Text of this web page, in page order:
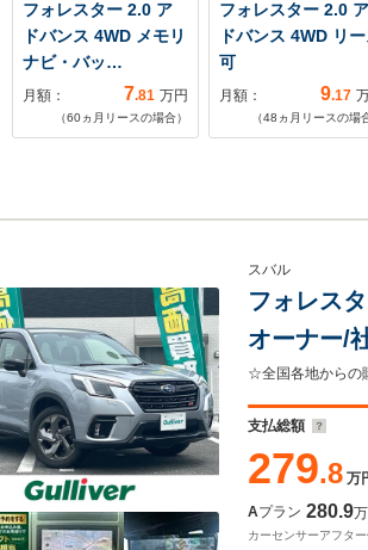
フォレスター 2.0 ア
ドバンス 4WD メモリ
ナビ・バッ…
月額： 7.81 万円
（60ヵ月リースの場合）
フォレスター 2.0 ア
ドバンス 4WD リ
可
月額： 9.17
（48 ヵ月リースの場
スバル
フォレス
オーナー/
リングヒ
ーナーセ
支払総額
279.8 万
Aプラン 280.9
カーセンサーアフタ